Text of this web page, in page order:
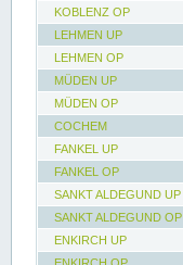
KOBLENZ OP
LEHMEN UP
LEHMEN OP
MÜDEN UP
MÜDEN OP
COCHEM
FANKEL UP
FANKEL OP
SANKT ALDEGUND UP
SANKT ALDEGUND OP
ENKIRCH UP